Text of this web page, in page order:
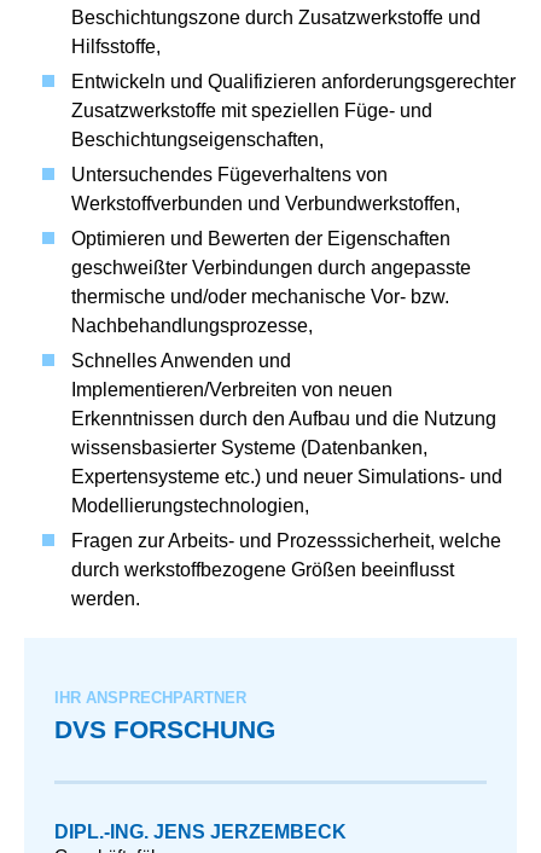
Beschichtungszone durch Zusatzwerkstoffe und
Hilfsstoffe,
Entwickeln und Qualifizieren anforderungsgerechter
Zusatzwerkstoffe mit speziellen Füge- und
Beschichtungseigenschaften,
Untersuchendes Fügeverhaltens von
Werkstoffverbunden und Verbundwerkstoffen,
Optimieren und Bewerten der Eigenschaften
geschweißter Verbindungen durch angepasste
thermische und/oder mechanische Vor- bzw.
Nachbehandlungsprozesse,
Schnelles Anwenden und
Implementieren/Verbreiten von neuen
Erkenntnissen durch den Aufbau und die Nutzung
wissensbasierter Systeme (Datenbanken,
Expertensysteme etc.) und neuer Simulations- und
Modellierungstechnologien,
Fragen zur Arbeits- und Prozesssicherheit, welche
durch werkstoffbezogene Größen beeinflusst
werden.
IHR ANSPRECHPARTNER
DVS FORSCHUNG
DIPL.-ING. JENS JERZEMBECK